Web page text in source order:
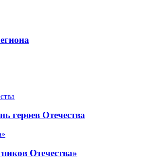
героев Отечества
Отечества»